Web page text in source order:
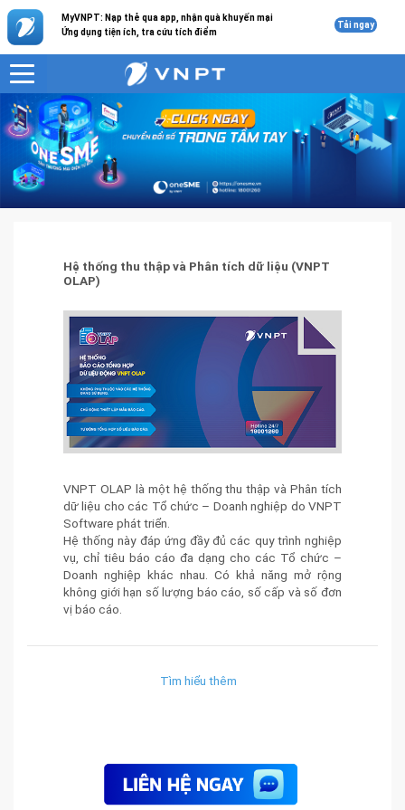
MyVNPT: Nạp thẻ qua app, nhận quà khuyến mại
Ứng dụng tiện ích, tra cứu tích điểm
Tải ngay
VNPT
Giải pháp công nghệ thông tin
Hệ thống thu thập và Phân tích dữ liệu (VNPT OLAP)
Hệ thống thu thập và Phân tích dữ liệu (VNPT
OLAP)
VNPT OLAP là một hệ thống thu thập và Phân tích
dữ liệu cho các Tổ chức – Doanh nghiệp do VNPT
Software phát triển.
Hệ thống này đáp ứng đầy đủ các quy trình nghiệp
vụ, chỉ tiêu báo cáo đa dạng cho các Tổ chức –
Doanh nghiệp khác nhau. Có khả năng mở rộng
không giới hạn số lượng báo cáo, số cấp và số đơn
vị báo cáo.
Tìm hiểu thêm